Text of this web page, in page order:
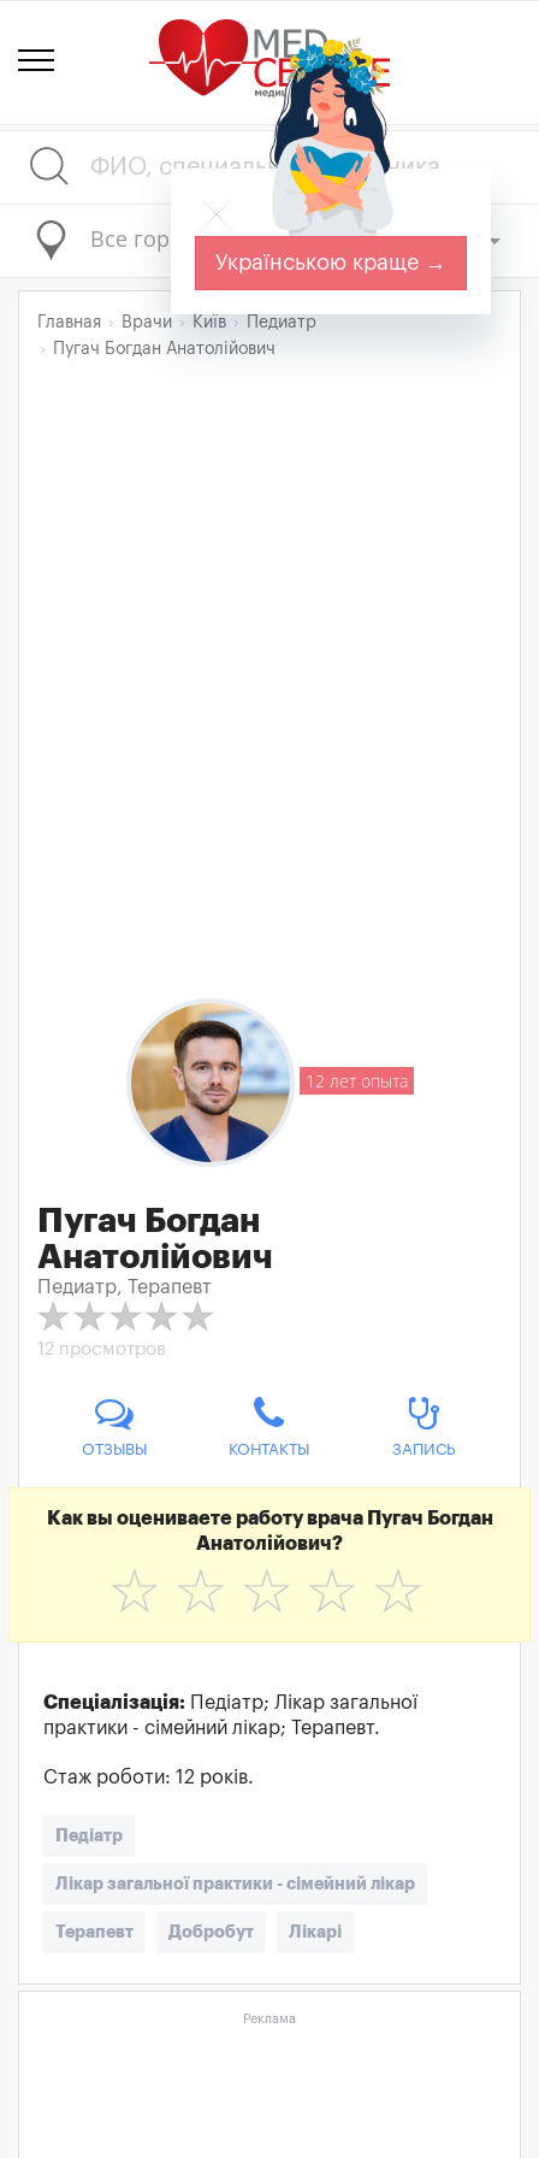
Все города
Главная Врачи Київ
Педиатр
Пугач Богдан Анатолійович
12 лет опыта
Пугач Богдан
Анатолійович
Педиатр, Терапевт
12 просмотров
ОТЗЫВЫ КОНТАКТЫ ЗАПИСЬ
Как вы оцениваете работу врача Пугач Богдан
Анатолійович?
☆
☆
☆
☆
☆
Спеціалізація: Педіатр; Лікар загальної
практики - сімейний лікар; Терапевт.
Стаж роботи: 12 років.
Педіатр
Лікар загальної практики - сімейний лікар
Терапевт Добробут Лікарі
Реклама
Українською краще →